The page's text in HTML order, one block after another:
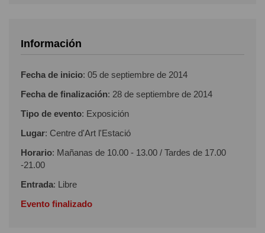
Información
Fecha de inicio: 05 de septiembre de 2014
Fecha de finalización: 28 de septiembre de 2014
Tipo de evento: Exposición
Lugar: Centre d'Art l'Estació
Horario: Mañanas de 10.00 - 13.00 / Tardes de 17.00
-21.00
Entrada: Libre
Evento finalizado